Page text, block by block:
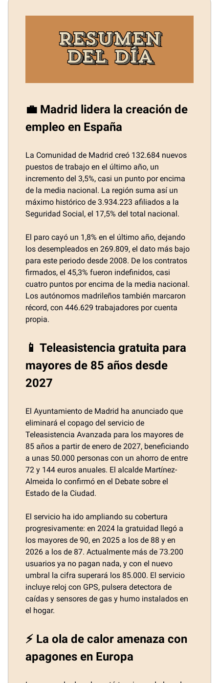
💼 Madrid lidera la creación de
empleo en España
La Comunidad de Madrid creó 132.684 nuevos
puestos de trabajo en el último año, un
incremento del 3,5%, casi un punto por encima
de la media nacional. La región suma así un
máximo histórico de 3.934.223 afiliados a la
Seguridad Social, el 17,5% del total nacional.
El paro cayó un 1,8% en el último año, dejando
los desempleados en 269.809, el dato más bajo
para este periodo desde 2008. De los contratos
firmados, el 45,3% fueron indefinidos, casi
cuatro puntos por encima de la media nacional.
Los autónomos madrileños también marcaron
récord, con 446.629 trabajadores por cuenta
propia.
📱 Teleasistencia gratuita para
mayores de 85 años desde
2027
El Ayuntamiento de Madrid ha anunciado que
eliminará el copago del servicio de
Teleasistencia Avanzada para los mayores de
85 años a partir de enero de 2027, beneficiando
a unas 50.000 personas con un ahorro de entre
72 y 144 euros anuales. El alcalde Martínez-
Almeida lo confirmó en el Debate sobre el
Estado de la Ciudad.
El servicio ha ido ampliando su cobertura
progresivamente: en 2024 la gratuidad llegó a
los mayores de 90, en 2025 a los de 88 y en
2026 a los de 87. Actualmente más de 73.200
usuarios ya no pagan nada, y con el nuevo
umbral la cifra superará los 85.000. El servicio
incluye reloj con GPS, pulsera detectora de
caídas y sensores de gas y humo instalados en
el hogar.
⚡ La ola de calor amenaza con
apagones en Europa